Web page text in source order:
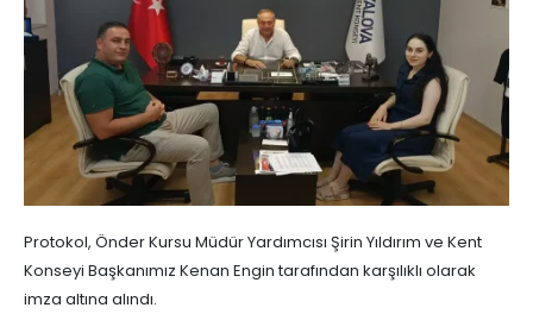
Protokol, Önder Kursu Müdür Yardımcısı Şirin Yıldırım ve Kent
Konseyi Başkanımız Kenan Engin tarafından karşılıklı olarak
imza altına alındı.